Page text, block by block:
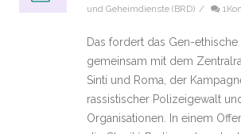
und Geheimdienste (BRD) /
Das fordert das Gen-ethische
gemeinsam mit dem
Sinti und Roma, der
rassistischer Polizeigewalt
Organisationen. In einem